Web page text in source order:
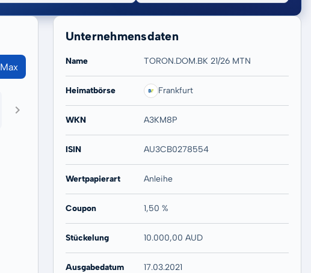
Max
Unternehmensdaten
Name TORON.DOM.BK 21/26 MTN
Heimatbörse Frankfurt
WKN A3KM8P
ISIN AU3CB0278554
Wertpapierart Anleihe
Coupon 1,50 %
Stückelung 10.000,00 AUD
Ausgabedatum 17.03.2021